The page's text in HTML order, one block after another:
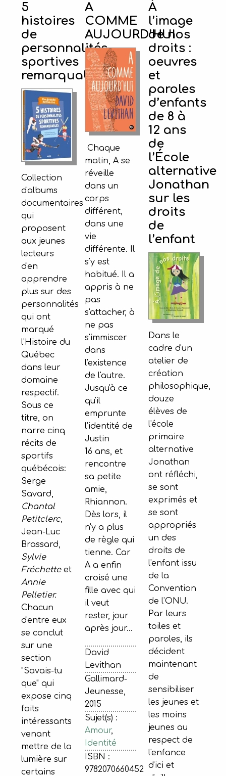
5
histoires
de
personnalités
sportives
remarquables
Collection
d'albums
documentaires
qui
proposent
aux jeunes
lecteurs
d'en
apprendre
plus sur des
personnalités
qui ont
marqué
l'Histoire du
Québec
dans leur
domaine
respectif.
Sous ce
titre, on
narre cinq
récits de
sportifs
québécois:
Serge
Savard,
Chantal
Petitclerc,
Jean-Luc
Brassard,
Sylvie
Fréchetteet
Annie
Pelletier.
Chacun
d'entre eux
se conclut
sur une
section
"Savais-tu
que" qui
expose cinq
faits
intéressants
venant
mettre de la
lumière sur
certains
A
COMME
AUJOURD’HUI
Chaque
matin, A se
réveille
dans un
corps
différent,
dans une
vie
différente. Il
s'y est
habitué. Il a
appris à ne
pas
s'attacher, à
ne pas
s'immiscer
dans
l'existence
de l'autre.
Jusqu'à ce
qu'il
emprunte
l'identité de
Justin
16 ans, et
rencontre
sa petite
amie,
Rhiannon.
Dès lors, il
n'y a plus
de règle qui
tienne. Car
A a enfin
croisé une
fille avec qui
il veut
rester, jour
après jour...
David
Levithan
Gallimard-
Jeunesse,
2015
Sujet(s) :
Amour,
Identité
ISBN :
9782070660452
À
l’image
de nos
droits :
oeuvres
et
paroles
d’enfants
de 8 à
12 ans
de
l’École
alternative
Jonathan
sur les
droits
de
l’enfant
Dans le
cadre d'un
atelier de
création
philosophique,
douze
élèves de
l'école
primaire
alternative
Jonathan
ont réfléchi,
se sont
exprimés et
se sont
appropriés
un des
droits de
l'enfant issu
de la
Convention
de l'ONU.
Par leurs
toiles et
paroles, ils
décident
maintenant
de
sensibiliser
les jeunes et
les moins
jeunes au
respect de
l'enfance
d'ici et